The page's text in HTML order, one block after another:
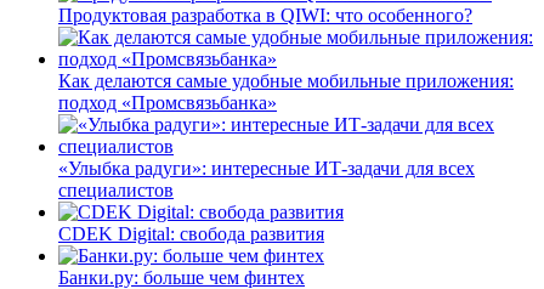
Продуктовая разработка в QIWI: что особенного?
Как делаются самые удобные мобильные приложения:
подход «Промсвязьбанка»
«Улыбка радуги»: интересные ИТ-задачи для всех
специалистов
CDEK Digital: свобода развития
Банки.ру: больше чем финтех